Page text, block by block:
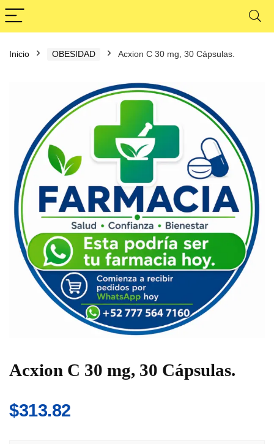
Inicio OBESIDAD Acxion C 30 mg, 30 Cápsulas.
Acxion C 30 mg, 30 Cápsulas.
$313.82